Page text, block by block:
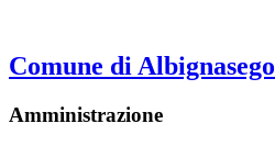
Comune di Albignasego
Amministrazione